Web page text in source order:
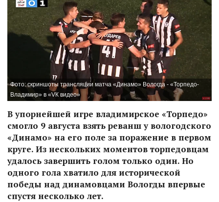
Фото: скриншоты трансляции матча «Динамо» Вологда - «Торпедо-
Владимир» в «VК видео»
В упорнейшей игре владимирское «Торпедо»
смогло 9 августа взять реванш у вологодского
«Динамо» на его поле за поражение в первом
круге. Из нескольких моментов торпедовцам
удалось завершить голом только один. Но
одного гола хватило для исторической
победы над динамовцами Вологды впервые
спустя несколько лет.